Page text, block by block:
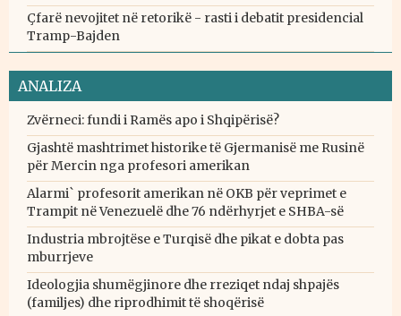
Çfarë nevojitet në retorikë - rasti i debatit presidencial
Tramp-Bajden
ANALIZA
Zvërneci: fundi i Ramës apo i Shqipërisë?
Gjashtë mashtrimet historike të Gjermanisë me Rusinë
për Mercin nga profesori amerikan
Alarmi` profesorit amerikan në OKB për veprimet e
Trampit në Venezuelë dhe 76 ndërhyrjet e SHBA-së
Industria mbrojtëse e Turqisë dhe pikat e dobta pas
mburrjeve
Ideologjia shumëgjinore dhe rreziqet ndaj shpajës
(familjes) dhe riprodhimit të shoqërisë